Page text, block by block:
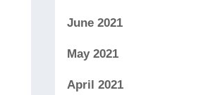
June 2021
May 2021
April 2021